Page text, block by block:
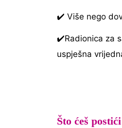
✔️ Više nego
✔️Radionica za
uspješna
Što ćeš